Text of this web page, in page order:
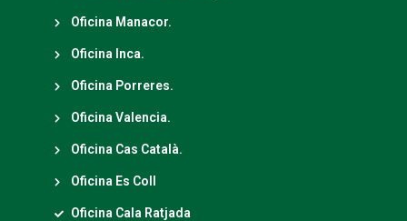
Oficina Manacor.
Oficina Inca.
Oficina Porreres.
Oficina Valencia.
Oficina Cas Català.
Oficina Es Coll
Oficina Cala Ratjada